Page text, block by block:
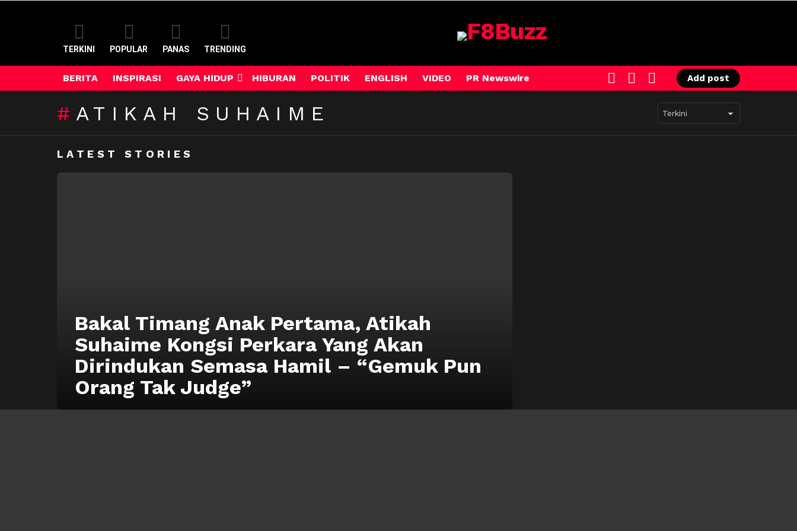
TERKINI POPULAR PANAS TRENDING
BERITA INSPIRASI GAYA HIDUP HIBURAN POLITIK ENGLISH VIDEO PR Newswire
SWITCHSEARCHLOGIN
Add post
ATIKAH SUHAIME
LATEST STORIES
Bakal Timang Anak Pertama, Atikah
Suhaime Kongsi Perkara Yang Akan
Dirindukan Semasa Hamil – “Gemuk Pun
Orang Tak Judge”